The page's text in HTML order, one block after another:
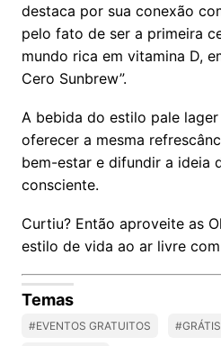
destaca por sua conexão
pelo fato de ser a primeira
mundo rica em vitamina D,
Cero Sunbrew”.
A bebida do estilo pale
oferecer a mesma
bem-estar e difundir a ideia
consciente.
Curtiu? Então aproveite as
estilo de vida ao ar livre com
Temas
#EVENTOS GRATUITOS #GRÁTIS